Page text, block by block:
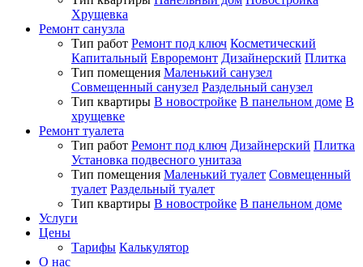
Хрущевка
Ремонт санузла
Тип работ Ремонт под ключ Косметический
Капитальный Евроремонт Дизайнерский Плитка
Тип помещения Маленький санузел
Совмещенный санузел Раздельный санузел
Тип квартиры В новостройке В панельном доме В
хрущевке
Ремонт туалета
Тип работ Ремонт под ключ Дизайнерский Плитка
Установка подвесного унитаза
Тип помещения Маленький туалет Совмещенный
туалет Раздельный туалет
Тип квартиры В новостройке В панельном доме
Услуги
Цены
Тарифы Калькулятор
О нас